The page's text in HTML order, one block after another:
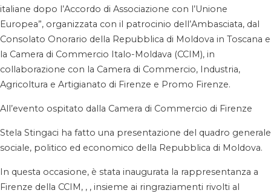
italiane dopo l’Accordo di Associazione con l’Unione
Europea”, organizzata con il patrocinio dell’Ambasciata, dal
Consolato Onorario della Repubblica di Moldova in Toscana e
la Camera di Commercio Italo-Moldava (CCIM), in
collaborazione con la Camera di Commercio, Industria,
Agricoltura e Artigianato di Firenze e Promo Firenze.
All’evento ospitato dalla Camera di Commercio di Firenze
Stela Stingaci ha fatto una presentazione del quadro generale
sociale, politico ed economico della Repubblica di Moldova.
In questa occasione, è stata inaugurata la rappresentanza a
Firenze della CCIM, , , insieme ai ringraziamenti rivolti al